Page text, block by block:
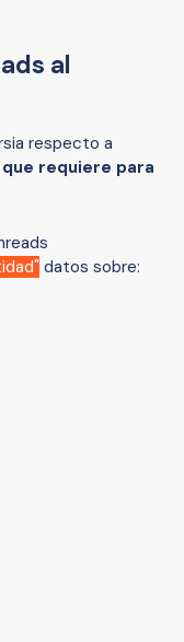
al
respecto a
requiere para
datos sobre: